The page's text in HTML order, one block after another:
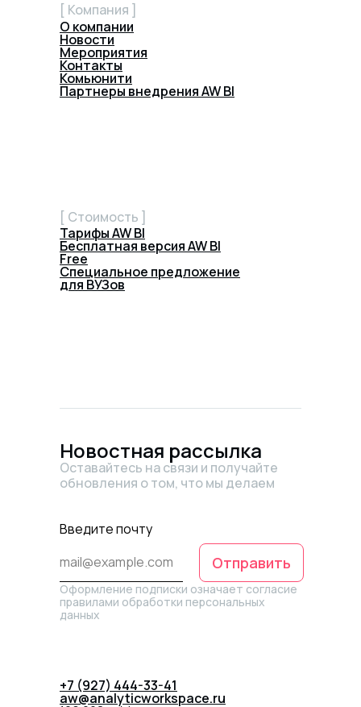
[ Стоимость ]
Тарифы AW BI
Бесплатная версия AW BI
Free
Специальное предложение
для ВУЗов
[ Компания ]
О компании
Новости
Мероприятия
Контакты
Комьюнити
Партнеры внедрения AW BI
+7 (927) 444-33-41
aw@analyticworkspace.ru
Новостная рассылка
Оставайтесь на связи и получайте
обновления о том, что мы делаем
Введите почту
Отправить
Оформление подписки означает согласие
правилами обработки персональных
данных